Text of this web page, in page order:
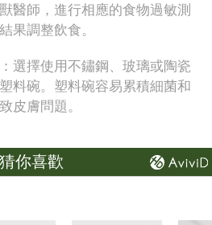
醫師，進行相應的食物過敏測
果調整飲食。
選擇使用不鏽鋼、玻璃或陶瓷
料碗。塑料碗容易累積細菌和
皮膚問題。
猜你喜歡